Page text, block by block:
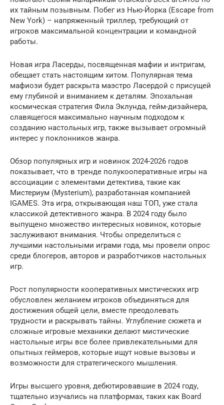
их тайным позывным. Побег из Нью-Йорка (Escape from
New York) – напряженный триллер, требующий от
игроков максимальной концентрации и командной
работы.
Новая игра Ласерды, посвященная мафии и интригам,
обещает стать настоящим хитом. Популярная тема
мафиози будет раскрыта маэстро Ласердой с присущей
ему глубиной и вниманием к деталям. Эпохальная
космическая стратегия Фила Эклунда, гейм-дизайнера,
славящегося максимально научным подходом к
созданию настольных игр, также вызывает огромный
интерес у поклонников жанра.
Обзор популярных игр и новинок 2024-2026 годов
показывает, что в тренде полукооперативные игры на
ассоциации с элементами детектива, такие как
Мистериум (Mysterium), разработанная компанией
IGAMES. Эта игра, открывающая наш ТОП, уже стала
классикой детективного жанра. В 2024 году было
выпущено множество интересных новинок, которые
заслуживают внимания. Чтобы определиться с
лучшими настольными играми года, мы провели опрос
среди блогеров, авторов и разработчиков настольных
игр.
Рост популярности кооперативных мистических игр
обусловлен желанием игроков объединяться для
достижения общей цели, вместе преодолевать
трудности и раскрывать тайны. Углубление сюжета и
сложные игровые механики делают мистические
настольные игры все более привлекательными для
опытных геймеров, которые ищут новые вызовы и
возможности для стратегического мышления.
Игры высшего уровня, дебютировавшие в 2024 году,
тщательно изучались на платформах, таких как Board